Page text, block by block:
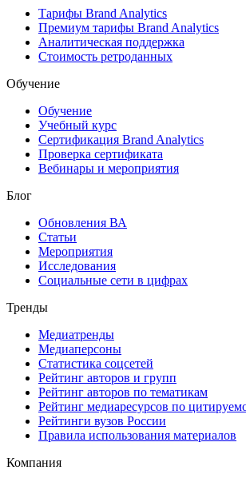
Тарифы Brand Analytics
Премиум тарифы Brand Analytics
Аналитическая поддержка
Стоимость ретроданных
Обучение
Обучение
Учебный курс
Сертификация Brand Analytics
Проверка сертификата
Вебинары и мероприятия
Блог
Обновления ВА
Статьи
Мероприятия
Исследования
Социальные сети в цифрах
Тренды
Медиатренды
Медиаперсоны
Статистика соцсетей
Рейтинг авторов и групп
Рейтинг авторов по тематикам
Рейтинг медиаресурсов по
Рейтинги вузов России
Правила использования материалов
Компания